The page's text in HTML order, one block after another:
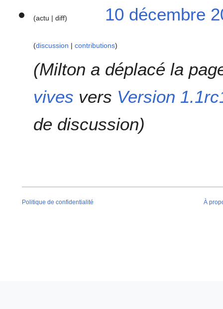
0
actu diff 10 décembre
discussion contributions
Milton a déplacé la
vives vers Version
de discussion
Politique de confidentialité À